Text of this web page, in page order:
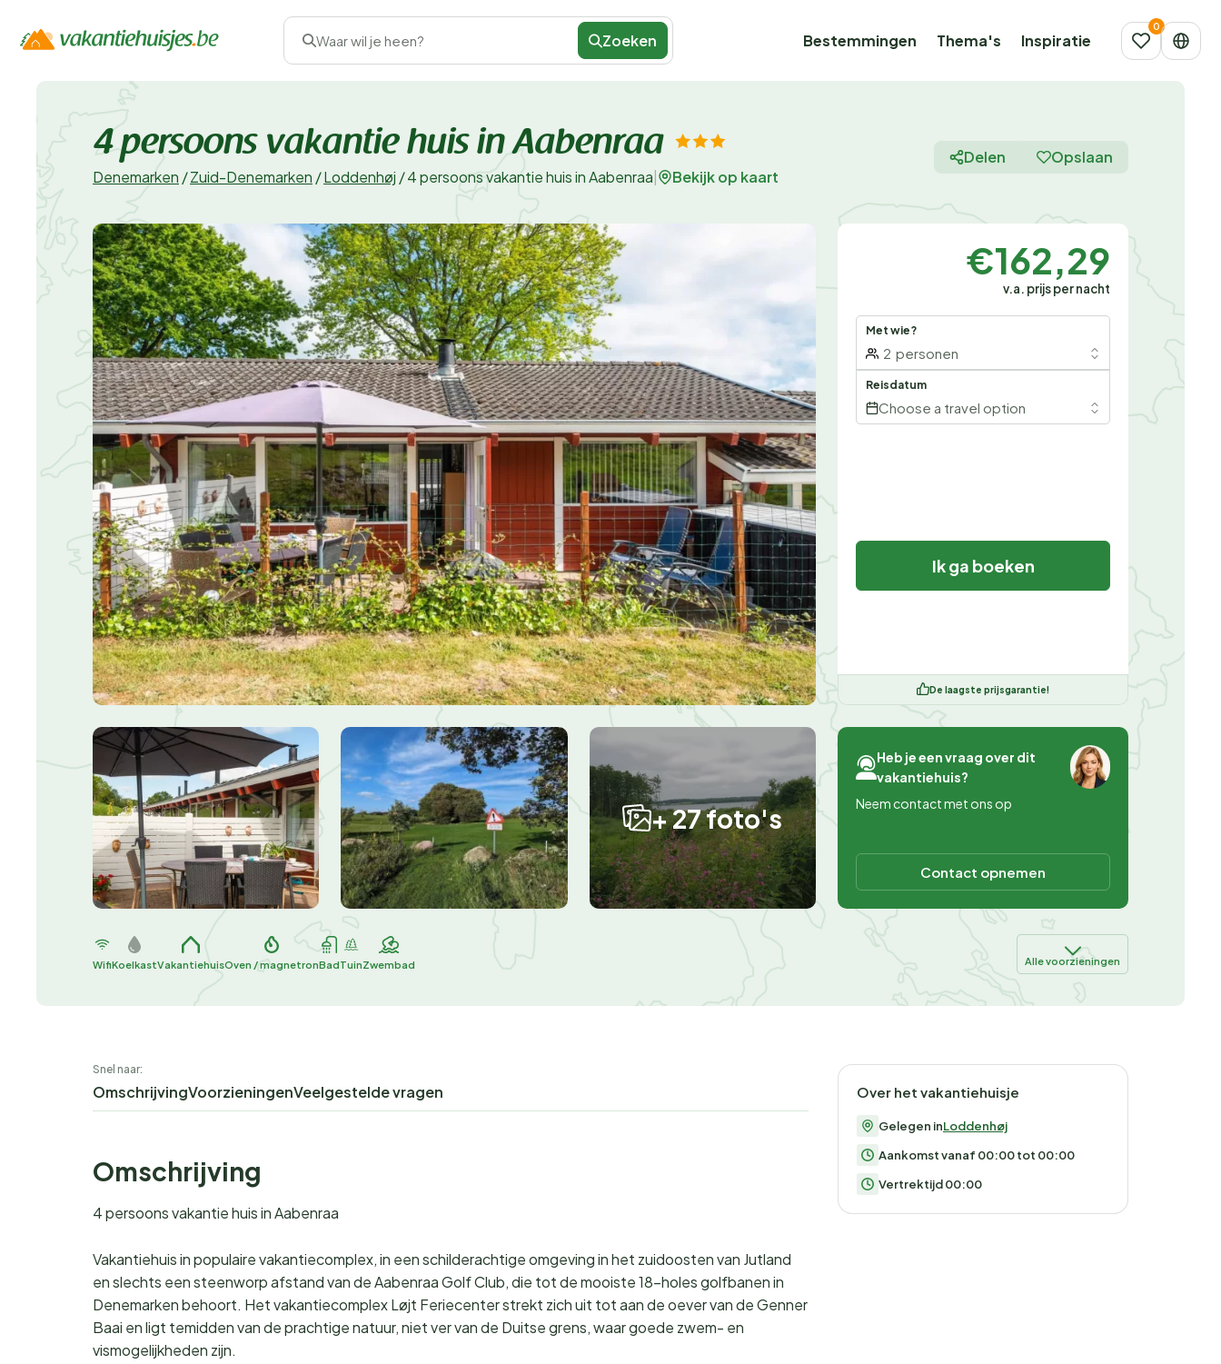
Waar wil je heen? Zoeken Bestemmingen Thema's Inspiratie
4 persoons vakantie huis in Aabenraa
Denemarken /Zuid-Denemarken /Loddenhøj /4 persoons vakantie huis in Aabenraa Bekijk op kaart
Delen Opslaan
+ 27 foto's
€162,29
v.a. prijs per nacht
Met wie?
2 personen
Reisdatum
Choose a travel option
Ik ga boeken
De laagste prijsgarantie!
Heb je een vraag over dit
vakantiehuis?
Neem contact met ons op
Contact opnemen
WifiKoelkastVakantiehuisOven / magnetronBadTuinZwembad Alle voorzieningen
Snel naar:
OmschrijvingVoorzieningenVeelgestelde vragen
Omschrijving
4 persoons vakantie huis in Aabenraa
Vakantiehuis in populaire vakantiecomplex, in een schilderachtige omgeving in het zuidoosten van Jutland
en slechts een steenworp afstand van de Aabenraa Golf Club, die tot de mooiste 18-holes golfbanen in
Denemarken behoort. Het vakantiecomplex Løjt Feriecenter strekt zich uit tot aan de oever van de Genner
Baai en ligt temidden van de prachtige natuur, niet ver van de Duitse grens, waar goede zwem- en
vismogelijkheden zijn.
Over het vakantiehuisje
Gelegen inLoddenhøj
Aankomst vanaf 00:00 tot 00:00
Vertrektijd 00:00